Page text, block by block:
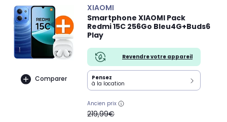
Comparer
XIAOMI
Smartphone XIAOMI Pack
Redmi 15C 256Go Bleu4G+Buds6
Play
Revendre votre appareil
Pensez
à la location
Ancien prix
oldPrice
219,99€